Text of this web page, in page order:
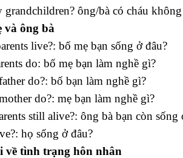
ông/bà có cháu không
và ông bà
live?: bố mẹ bạn sống ở đâu?
do: bố mẹ bạn làm nghề gì?
do?: bố bạn làm nghề gì?
do?: mẹ bạn làm nghề gì?
still alive?: ông bà bạn còn sống
họ sống ở đâu?
về tình trạng hôn nhân